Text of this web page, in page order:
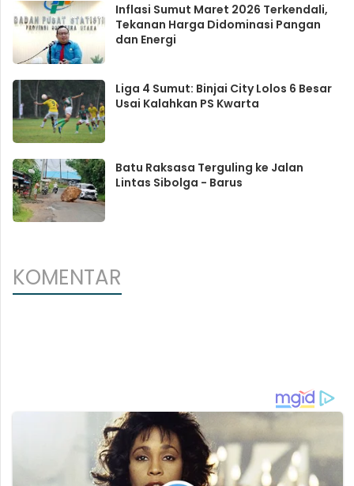
Inflasi Sumut Maret 2026 Terkendali,
Tekanan Harga Didominasi Pangan
dan Energi
Liga 4 Sumut: Binjai City Lolos 6 Besar
Usai Kalahkan PS Kwarta
Batu Raksasa Terguling ke Jalan
Lintas Sibolga - Barus
KOMENTAR